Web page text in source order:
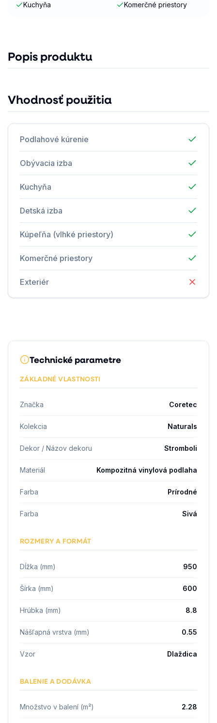
Kuchyňa
Komerčné priestory
Popis produktu
Vhodnosť použitia
Podlahové kúrenie
Obývacia izba
Kuchyňa
Detská izba
Kúpeľňa (vlhké priestory)
Komerčné priestory
Exteriér
Technické parametre
ZÁKLADNÉ VLASTNOSTI
Značka Coretec
Kolekcia Naturals
Dekor / Názov dekoru Stromboli
Materiál Kompozitná vinylová podlaha
Farba Prírodné
Farba Sivá
ROZMERY A FORMÁT
Dĺžka (mm) 950
Šírka (mm) 600
Hrúbka (mm) 8.8
Nášľapná vrstva (mm) 0.55
Vzor Dlaždica
BALENIE A DODÁVKA
Množstvo v balení (m²) 2.28